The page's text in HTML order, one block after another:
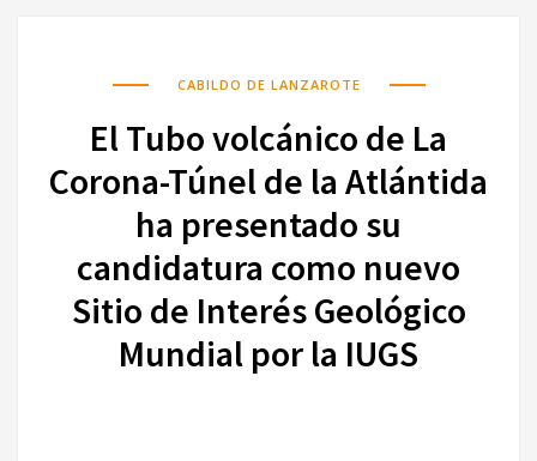
CABILDO DE LANZAROTE
El Tubo volcánico de La
Corona-Túnel de la Atlántida
ha presentado su
candidatura como nuevo
Sitio de Interés Geológico
Mundial por la IUGS